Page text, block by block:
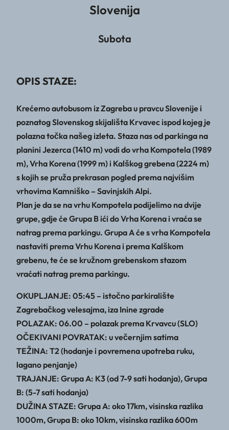
Slovenija
Subota
OPIS STAZE:
Krećemo autobusom iz Zagreba u pravcu Slovenije i
poznatog Slovenskog skijališta Krvavec ispod kojeg je
polazna točka našeg izleta. Staza nas od parkinga na
planini Jezerca (1410 m) vodi do vrha Kompotela (1989
m), Vrha Korena (1999 m) i Kalškog grebena (2224 m)
s kojih se pruža prekrasan pogled prema najvišim
vrhovima Kamniško – Savinjskih Alpi.
Plan je da se na vrhu Kompotela podijelimo na dvije
grupe, gdje će Grupa B ići do Vrha Korena i vraća se
natrag prema parkingu. Grupa A će s vrha Kompotela
nastaviti prema Vrhu Korena i prema Kalškom
grebenu, te će se kružnom grebenskom stazom
vraćati natrag prema parkingu.
OKUPLJANJE: 05:45 – istočno parkiralište
Zagrebačkog velesajma, iza Inine zgrade
POLAZAK: 06.00 – polazak prema Krvavcu (SLO)
OČEKIVANI POVRATAK: u večernjim satima
TEŽINA: T2 (hodanje i povremena upotreba ruku,
lagano penjanje)
TRAJANJE: Grupa A: K3 (od 7-9 sati hodanja), Grupa
B: (5-7 sati hodanja)
DUŽINA STAZE: Grupa A: oko 17km, visinska razlika
1000m, Grupa B: oko 10km, visinska razlika 600m